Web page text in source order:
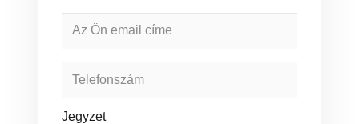
Jegyzet